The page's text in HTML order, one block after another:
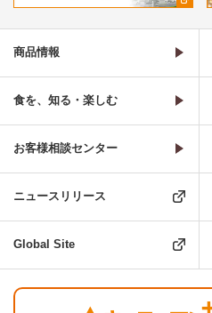
商品情報
食を、知る・楽しむ
お客様相談センター
ニュースリリース
Global Site